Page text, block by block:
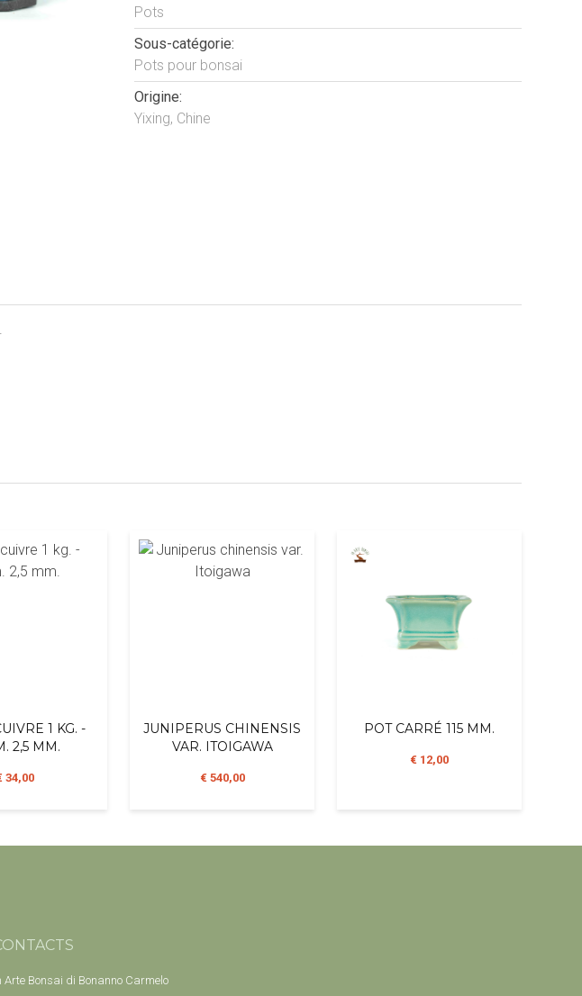
Pots
Sous-catégorie:
Pots pour bonsai
Origine:
Yixing, Chine
1 KG. -
2,5 MM.
34,00
JUNIPERUS CHINENSIS
VAR. ITOIGAWA
€ 540,00
POT CARRÉ 115 MM.
€ 12,00
Arte Bonsai di Bonanno Carmelo